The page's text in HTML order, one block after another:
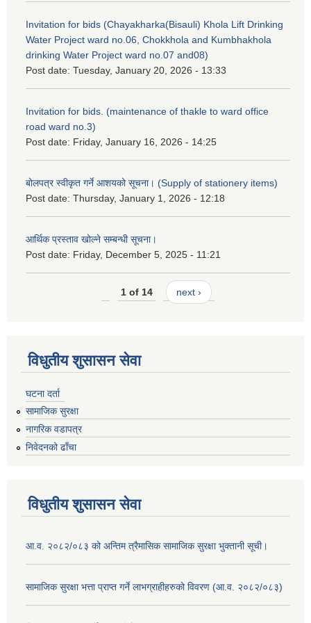
Invitation for bids (Chayakharka(Bisauli) Khola Lift Drinking
Water Project ward no.06, Chokkhola and Kumbhakhola
drinking Water Project ward no.07 and08)
Post date: Tuesday, January 20, 2026 - 13:33
Invitation for bids. (maintenance of thakle to ward office
road ward no.3)
Post date: Friday, January 16, 2026 - 14:25
बोलपत्र स्वीकृत गर्ने आशयको सूचना। (Supply of stationery items)
Post date: Thursday, January 1, 2026 - 12:18
आर्थिक प्रस्ताव खोल्ने सम्बन्धी सूचना।
Post date: Friday, December 5, 2025 - 11:21
1 of 14 next ›
विधुतीय शुसासन सेवा
घटना दर्ता
सामाजिक सुरक्षा
नागरिक वडापत्र
निवेदनको ढाँचा
विधुतीय शुसासन सेवा
आ.व. २०८२/०८३ को अन्तिम त्रैमासिक सामाजिक सुरक्षा भुक्तानी सूची।
सामाजिक सुरक्षा भत्ता प्राप्त गर्ने लाभग्राहीहरुको विवरण (आ.व. २०८२/०८३)